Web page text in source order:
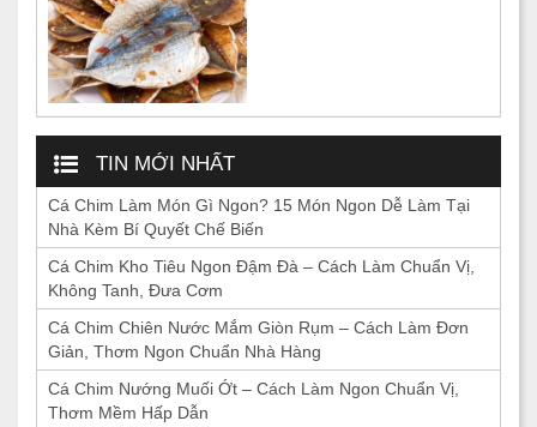
TIN MỚI NHẤT
Cá Chim Làm Món Gì Ngon? 15 Món Ngon Dễ Làm Tại
Nhà Kèm Bí Quyết Chế Biến
Cá Chim Kho Tiêu Ngon Đậm Đà – Cách Làm Chuẩn Vị,
Không Tanh, Đưa Cơm
Cá Chim Chiên Nước Mắm Giòn Rụm – Cách Làm Đơn
Giản, Thơm Ngon Chuẩn Nhà Hàng
Cá Chim Nướng Muối Ớt – Cách Làm Ngon Chuẩn Vị,
Thơm Mềm Hấp Dẫn